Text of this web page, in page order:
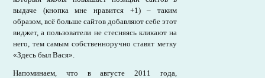
выдаче (кнопка мне нравится +1) – таким
образом, всё больше сайтов добавляют себе этот
виджет, а пользователи не стесняясь кликают на
него, тем самым собственноручно ставят метку
«Здесь был Вася».
Напоминаем, что в августе 2011 года,